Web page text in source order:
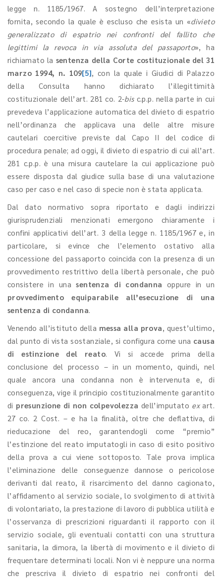
legge n. 1185/1967. A sostegno dell’interpretazione
fornita, secondo la quale è escluso che esista un «divieto
generalizzato di espatrio nei confronti del fallito che
legittimi la revoca in via assoluta del passaporto», ha
richiamato la sentenza della Corte costituzionale del 31
marzo 1994, n. 109[5], con la quale i Giudici di Palazzo
della Consulta hanno dichiarato l’illegittimità
costituzionale dell’art. 281 co. 2-bisc.p.p. nella parte in cui
prevedeva l’applicazione automatica del divieto di espatrio
nell’ordinanza che applicava una delle altre misure
cautelari coercitive previste dal Capo II del codice di
procedura penale; ad oggi, il divieto di espatrio di cui all’art.
281 c.p.p. è una misura cautelare la cui applicazione può
essere disposta dal giudice sulla base di una valutazione
caso per caso e nel caso di specie non è stata applicata.
Dal dato normativo sopra riportato e dagli indirizzi
giurisprudenziali menzionati emergono chiaramente i
confini applicativi dell’art. 3 della legge n. 1185/1967 e, in
particolare, si evince che l’elemento ostativo alla
concessione del passaporto coincida con la presenza di un
provvedimento restrittivo della libertà personale, che può
consistere in unasentenza di condanna oppure in un
provvedimento equiparabile all’esecuzione di una
sentenza di condanna.
Venendo all’istituto della messa alla prova, quest’ultimo,
dal punto di vista sostanziale, si configura come una causa
di estinzione del reato. Vi si accede prima della
conclusione del processo – in un momento, quindi, nel
quale ancora una condanna non è intervenuta e, di
conseguenza, vige il principio costituzionalmente garantito
di presunzione di non colpevolezza dell’imputato exart.
27 co. 2 Cost. – e ha la finalità, oltre che deflattiva, di
rieducazione del reo, garantendogli come “premio”
l’estinzione del reato imputatogli in caso di esito positivo
della prova a cui viene sottoposto. Tale prova implica
l’eliminazione delle conseguenze dannose o pericolose
derivanti dal reato, il risarcimento del danno cagionato,
l’affidamento al servizio sociale, lo svolgimento di attività
di volontariato, la prestazione di lavoro di pubblica utilità e
l’osservanza di prescrizioni riguardanti il rapporto con il
servizio sociale, gli eventuali contatti con una struttura
sanitaria, la dimora, la libertà di movimento e il divieto di
frequentare determinati locali. Non vi è neppure una norma
che prescriva il divieto di espatrio nei confronti del